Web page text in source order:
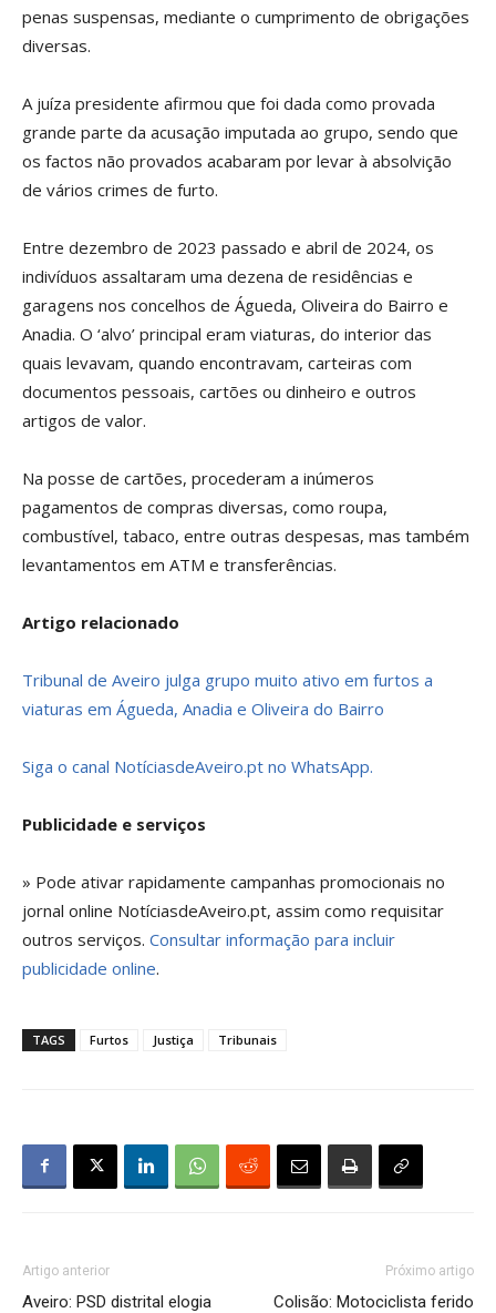
penas suspensas, mediante o cumprimento de obrigações
diversas.
A juíza presidente afirmou que foi dada como provada
grande parte da acusação imputada ao grupo, sendo que
os factos não provados acabaram por levar à absolvição
de vários crimes de furto.
Entre dezembro de 2023 passado e abril de 2024, os
indivíduos assaltaram uma dezena de residências e
garagens nos concelhos de Águeda, Oliveira do Bairro e
Anadia. O ‘alvo’ principal eram viaturas, do interior das
quais levavam, quando encontravam, carteiras com
documentos pessoais, cartões ou dinheiro e outros
artigos de valor.
Na posse de cartões, procederam a inúmeros
pagamentos de compras diversas, como roupa,
combustível, tabaco, entre outras despesas, mas também
levantamentos em ATM e transferências.
Artigo relacionado
Tribunal de Aveiro julga grupo muito ativo em furtos a
viaturas em Águeda, Anadia e Oliveira do Bairro
Siga o canal NotíciasdeAveiro.pt no WhatsApp.
Publicidade e serviços
» Pode ativar rapidamente campanhas promocionais no
jornal online NotíciasdeAveiro.pt, assim como requisitar
outros serviços. Consultar informação para incluir
publicidade online.
TAGS Furtos Justiça Tribunais
Artigo anterior
Aveiro: PSD distrital elogia
Próximo artigo
Colisão: Motociclista ferido